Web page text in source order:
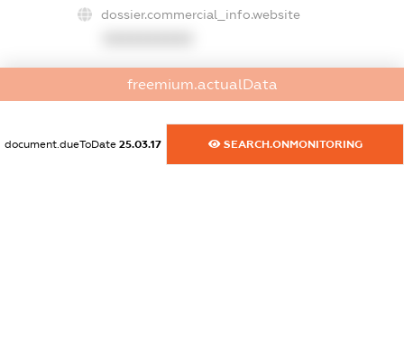
dossier.commercial_info.website
dossier.commercial_info.activity
XXXXXXXXXX
freemium.actualData
document.dueToDate 25.03.17 SEARCH.ONMONITORING